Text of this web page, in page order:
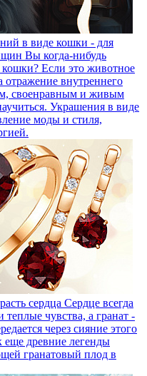
в виде кошки - для
Вы когда-нибудь
Если это животное
отражение внутреннего
своенравным и живым
Украшения в виде
моды и стиля,
сердца Сердце всегда
теплые чувства, а гранат -
через сияние этого
еще древние легенды
гранатовый плод в